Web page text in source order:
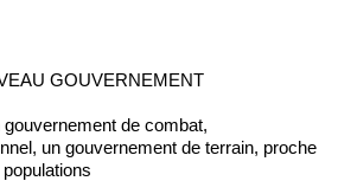
GOUVERNEMENT
de combat,
un gouvernement de terrain, proche